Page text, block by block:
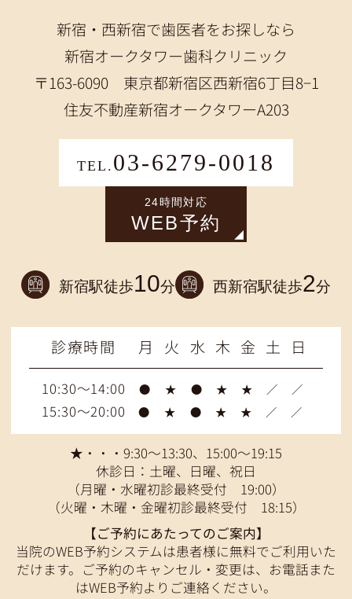
新宿・西新宿で歯医者をお探しなら
新宿オークタワー歯科クリニック
〒163-6090 東京都新宿区西新宿6丁目8−1
住友不動産新宿オークタワーA203
TEL. 03-6279-0018
24時間対応
WEB予約
新宿駅徒歩10分 西新宿駅徒歩2分
診療時間 月 火 水 木 金 土 日
10:30～14:00 ● ★ ● ★ ★ ／ ／
15:30～20:00 ● ★ ● ★ ★ ／ ／
★・・・9:30～13:30、15:00～19:15
休診日：土曜、日曜、祝日
（月曜・水曜初診最終受付 19:00）
（火曜・木曜・金曜初診最終受付 18:15）
【ご予約にあたってのご案内】
当院のWEB予約システムは患者様に無料でご利用いた
だけます。ご予約のキャンセル・変更は、お電話また
はWEB予約よりご連絡ください。